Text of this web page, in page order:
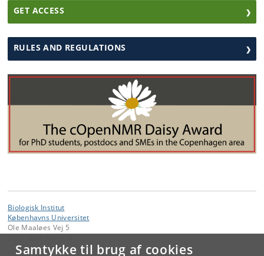
Samtykke til brug af cookies
GET ACCESS
RULES AND REGULATIONS
Biologisk Institut
Københavns Universitet
Ole Maaløes Vej 5